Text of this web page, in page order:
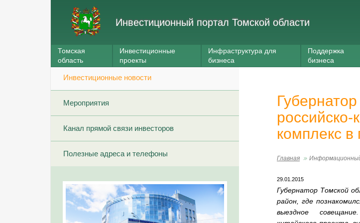
Инвестиционный портал Томской области
Томская
область
Инвестиционные
проекты
Инфраструктура для
бизнеса
Поддержка
бизнеса
Инвестиционные новости
Мероприятия
Канал прямой связи инвесторов
Полезные адреса и телефоны
комплекс в
Главная
29.01.2015
Губернатор Томской
район, где
выездное